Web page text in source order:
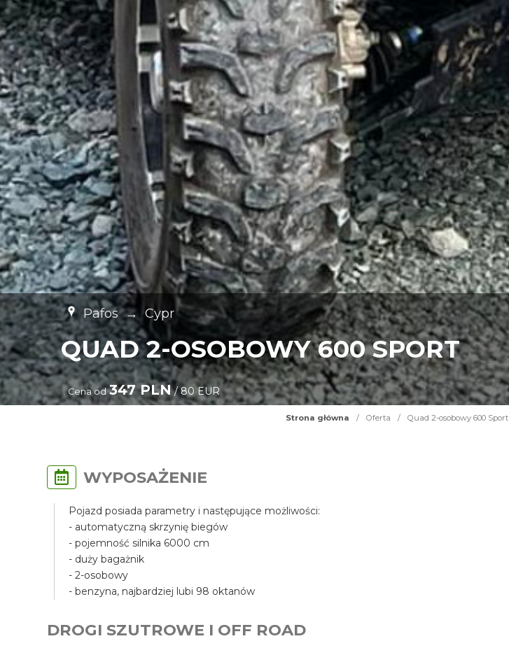
Pafos → Cypr
QUAD 2-OSOBOWY 600 SPORT
Cena od 347 PLN/ 80 EUR
Strona główna / Oferta / Quad 2-osobowy 600 Sport
WYPOSAŻENIE
Pojazd posiada parametry i następujące możliwości:
- automatyczną skrzynię biegów
- pojemność silnika 6000 cm
- duży bagażnik
- 2-osobowy
- benzyna, najbardziej lubi 98 oktanów
DROGI SZUTROWE I OFF ROAD